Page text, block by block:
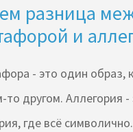
разница
и
- это один образ,
то другом. Аллегория -
где всё